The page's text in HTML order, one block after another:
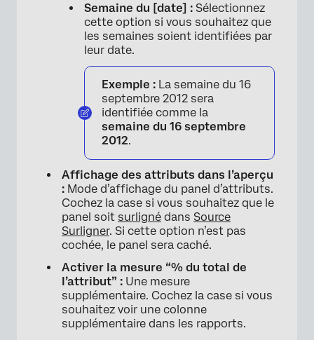
Semaine du [date] : Sélectionnez
cette option si vous souhaitez que
les semaines soient identifiées par
leur date.
Exemple : La semaine du 16
septembre 2012 sera
identifiée comme la
semaine du 16 septembre
2012.
Affichage des attributs dans l’aperçu
: Mode d’affichage du panel d’attributs.
Cochez la case si vous souhaitez que le
panel soit surligné dans Source
Surligner. Si cette option n’est pas
cochée, le panel sera caché.
Activer la mesure “% du total de
l’attribut” : Une mesure
supplémentaire. Cochez la case si vous
souhaitez voir une colonne
supplémentaire dans les rapports.